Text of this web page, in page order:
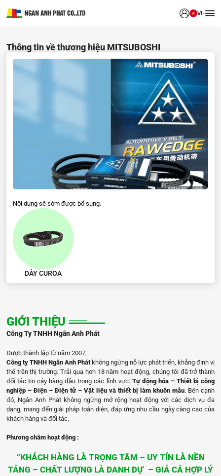
VI
Thông tin về thương hiệu MITSUBOSHI
Nội dung sẽ sớm được bổ sung.
DÂY CUROA
GIỚI THIỆU
Công Ty TNHH Ngân Anh Phát
Được thành lập từ năm 2007,
Công ty TNHH Ngân Anh Phátkhông ngừng nỗ lực phát triển, khẳng định vị
thế trên thị trường. Trải qua hơn 18 năm hoạt động, chúng tôi đã trở thành
đối tác tin cậy hàng đầu trong các lĩnh vực:Tự động hóa – Thiết bị công
nghiệp – Điện – Điện tử – Vật liệu và thiết bị làm khuôn mẫu. Bên cạnh
đó, Ngân Anh Phát không ngừng mở rộng hoạt động với các dịch vụ đa
dạng, mang đến giải pháp toàn diện, đáp ứng nhu cầu ngày càng cao của
khách hàng và đối tác.
Phương châm hoạt động :
“KHÁCH HÀNG LÀ TRỌNG TÂM – UY TÍN LÀ NỀN
TẢNG – CHẤT LƯỢNG LÀ DANH DỰ – GIÁ CẢ HỢP LÝ